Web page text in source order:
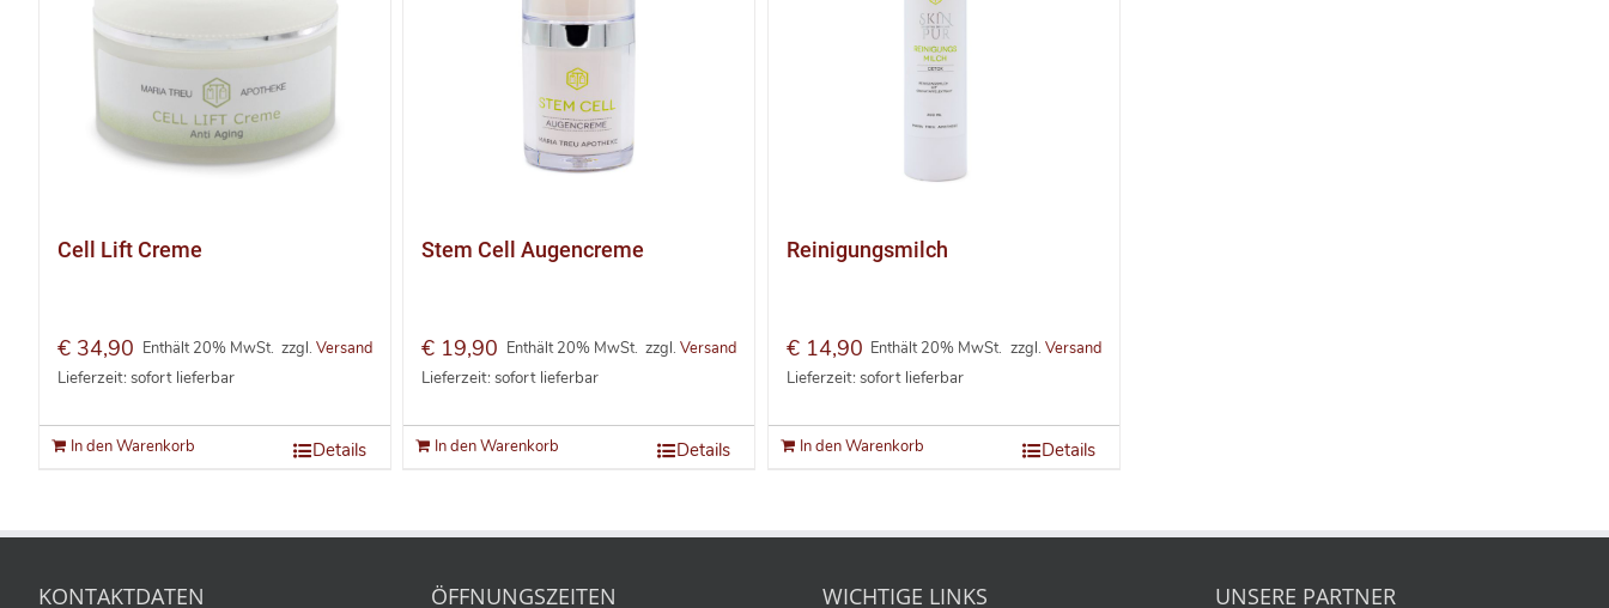
Cell Lift Creme
€ 34,90 Enthält 20% MwSt. zzgl.Versand
Lieferzeit: sofort lieferbar
In den Warenkorb Details
Stem Cell Augencreme
€ 19,90 Enthält 20% MwSt. zzgl.Versand
Lieferzeit: sofort lieferbar
In den Warenkorb Details
Reinigungsmilch
€14,90 Enthält 20% MwSt. zzgl. Versand
Lieferzeit: sofort lieferbar
In den Warenkorb Details
KONTAKTDATEN ÖFFNUNGSZEITEN WICHTIGE LINKS UNSERE PARTNER